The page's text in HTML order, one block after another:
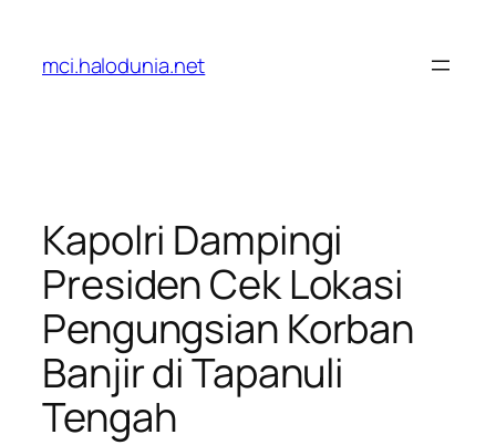
konten
mci.halodunia.net
Kapolri Dampingi
Presiden Cek Lokasi
Pengungsian Korban
Banjir di Tapanuli
Tengah